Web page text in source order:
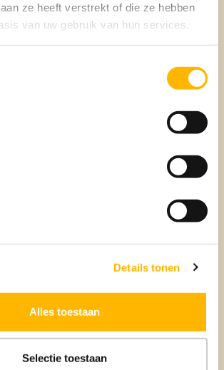
ze heeft verstrekt of die ze hebben
van uw gebruik van hun services.
Details tonen
Alles toestaan
Selectie toestaan
Aankoop
AANKOOPMAKELAAR